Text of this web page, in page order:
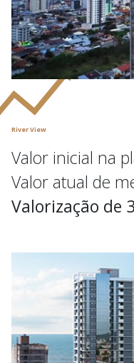
River View
Valor inicial na
Valor atual de
Valorização de